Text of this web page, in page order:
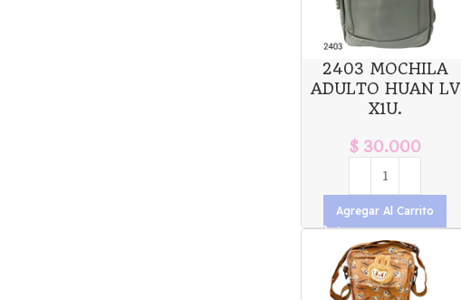
2403 MOCHILA
ADULTO HUAN LV
X1U.
$30.000
Agregar Al Carrito